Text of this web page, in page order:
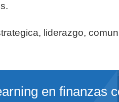
liderazgo,
en finanzas